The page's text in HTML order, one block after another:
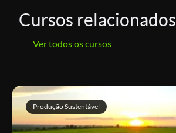
Cursos relacionados
Ver todos os cursos
Produção Sustentável